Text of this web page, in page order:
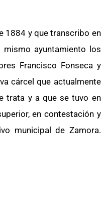
y que transcribo en
ayuntamiento los
Francisco Fonseca y
cárcel que actualmente
trata y a que se tuvo en
en contestación y
municipal de Zamora.